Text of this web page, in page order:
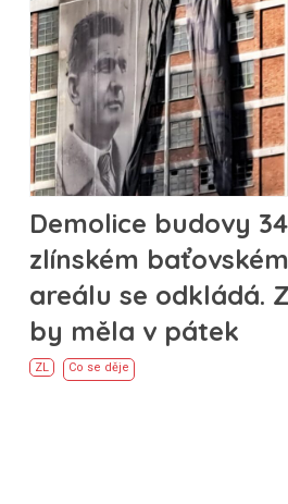
Demolice budovy
zlínském baťovském
areálu se odkládá.
by měla v pátek
ZL Co se děje